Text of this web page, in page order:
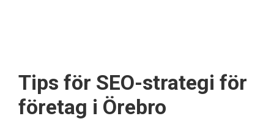
Tips för SEO-strategi för
företag i Örebro